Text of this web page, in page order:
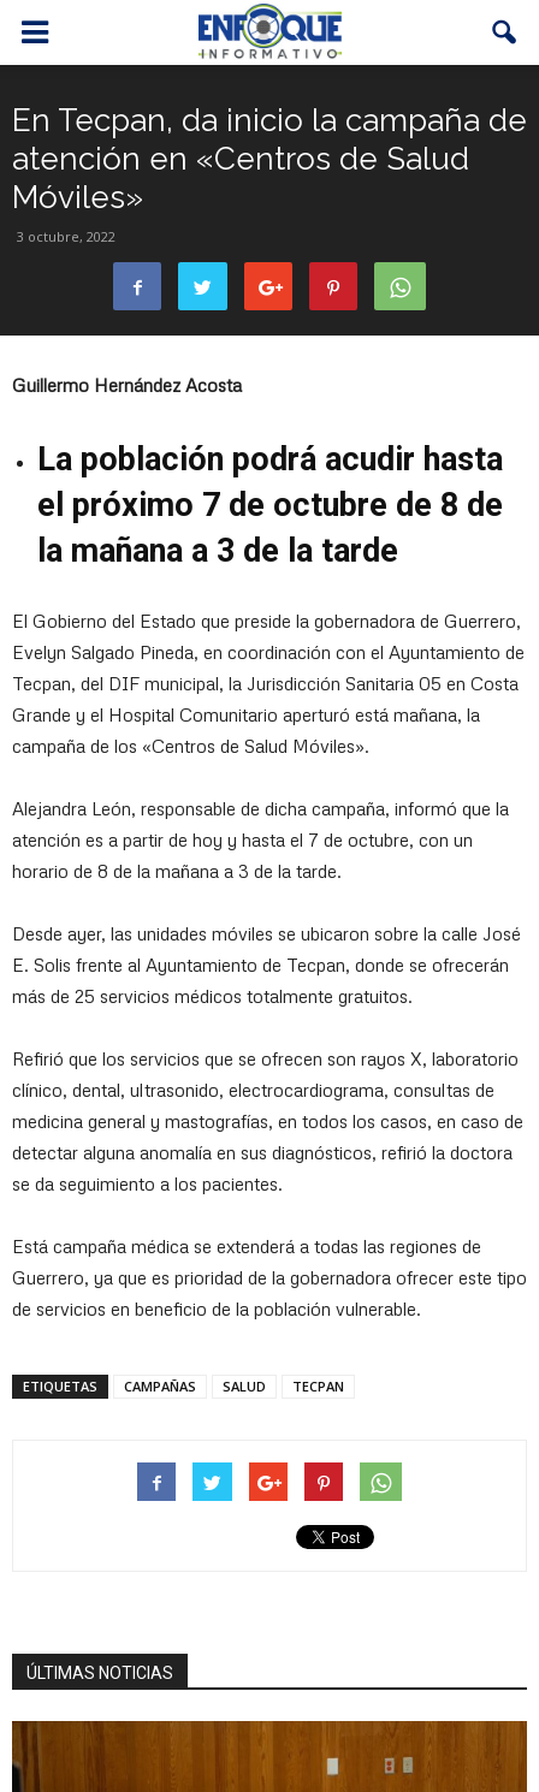
En Tecpan, da inicio la campaña de
atención en «Centros de Salud
Móviles»
3 octubre, 2022
Guillermo Hernández Acosta
La población podrá acudir hasta
el próximo 7 de octubre de 8 de
la mañana a 3 de la tarde
El Gobierno del Estado que preside la gobernadora de Guerrero,
Evelyn Salgado Pineda, en coordinación con el Ayuntamiento de
Tecpan, del DIF municipal, la Jurisdicción Sanitaria 05 en Costa
Grande y el Hospital Comunitario aperturó está mañana, la
campaña de los «Centros de Salud Móviles».
Alejandra León, responsable de dicha campaña, informó que la
atención es a partir de hoy y hasta el 7 de octubre, con un
horario de 8 de la mañana a 3 de la tarde.
Desde ayer, las unidades móviles se ubicaron sobre la calle José
E. Solis frente al Ayuntamiento de Tecpan, donde se ofrecerán
más de 25 servicios médicos totalmente gratuitos.
Refirió que los servicios que se ofrecen son rayos X, laboratorio
clínico, dental, ultrasonido, electrocardiograma, consultas de
medicina general y mastografías, en todos los casos, en caso de
detectar alguna anomalía en sus diagnósticos, refirió la doctora
se da seguimiento a los pacientes.
Está campaña médica se extenderá a todas las regiones de
Guerrero, ya que es prioridad de la gobernadora ofrecer este tipo
de servicios en beneficio de la población vulnerable.
ETIQUETAS CAMPAÑAS SALUD TECPAN
ÚLTIMAS NOTICIAS